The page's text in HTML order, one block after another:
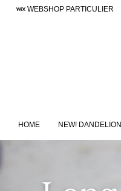
WEBSHOP PARTICULIER
HOME NEW! DANDELION